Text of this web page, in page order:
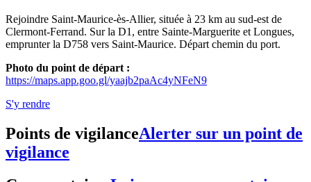
Rejoindre Saint-Maurice-ès-Allier, située à 23 km au sud-est de
Clermont-Ferrand. Sur la D1, entre Sainte-Marguerite et Longues,
emprunter la D758 vers Saint-Maurice. Départ chemin du port.
Photo du point de départ :
https://maps.app.goo.gl/yaajb2paAc4yNFeN9
S'y rendre
Points de vigilanceAlerter sur un point de
vigilance